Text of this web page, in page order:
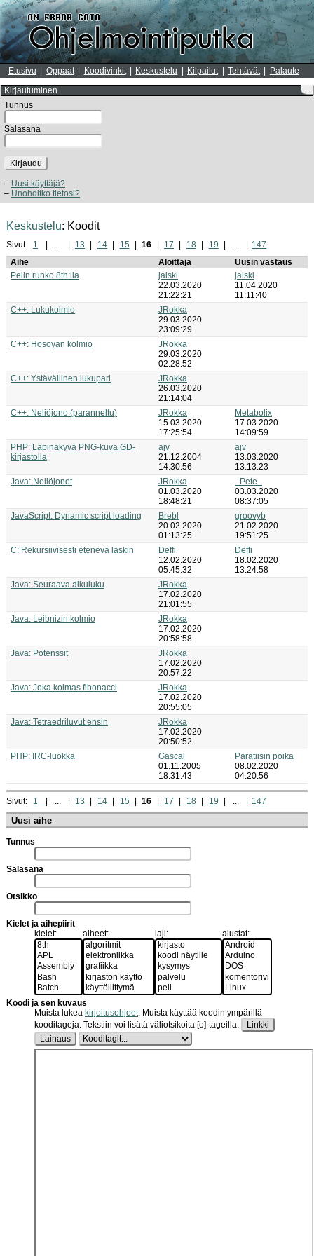
Etusivu Oppaat Koodivinkit Keskustelu Kilpailut Tehtävät Palaute
–
Kirjautuminen
Tunnus
Salasana
Kirjaudu
Uusi käyttäjä?
Unohditko tietosi?
Keskustelu: Koodit
Sivut: 1 ... 13 14 15 16 17 18 19 ...
147
Aihe
Aloittaja
Uusin vastaus
Pelin runko 8th:lla
jalski
22.03.2020
21:22:21
jalski
11.04.2020
11:11:40
C++: Lukukolmio
JRokka
29.03.2020
23:09:29
C++: Hosoyan kolmio
JRokka
29.03.2020
02:28:52
C++: Ystävällinen lukupari
JRokka
26.03.2020
21:14:04
C++: Neliöjono (paranneltu)
JRokka
15.03.2020
17:25:54
Metabolix
17.03.2020
14:09:59
PHP: Läpinäkyvä PNG-kuva GD-
kirjastolla
ajv
21.12.2004
14:30:56
ajv
13.03.2020
13:13:23
Java: Neliöjonot
JRokka
01.03.2020
18:48:21
_Pete_
03.03.2020
08:37:05
JavaScript: Dynamic script loading
Brebl
20.02.2020
01:13:25
groovyb
21.02.2020
19:51:25
C: Rekursiivisesti etenevä laskin
Deffi
12.02.2020
05:45:32
Deffi
18.02.2020
13:24:58
Java: Seuraava alkuluku
JRokka
17.02.2020
21:01:55
Java: Leibnizin kolmio
JRokka
17.02.2020
20:58:58
Java: Potenssit
JRokka
17.02.2020
20:57:22
Java: Joka kolmas fibonacci
JRokka
17.02.2020
20:55:05
Java: Tetraedriluvut ensin
JRokka
17.02.2020
20:50:52
PHP: IRC-luokka
Gascal
01.11.2005
18:31:43
Paratiisin poika
08.02.2020
04:20:56
Sivut: 1 ... 13 14 15 16 17 18 19 ... 147
Uusi aihe
Tunnus
Salasana
Otsikko
Kielet ja aihepiirit
kielet:
aiheet: laji: alustat:
Koodi ja sen kuvaus
Muista lukea kirjoitusohjeet. Muista käyttää koodin ympärillä
kooditageja. Tekstiin voi lisätä väliotsikoita [o]-tageilla.
Linkki
Lainaus